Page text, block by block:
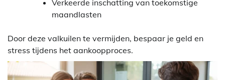
Verkeerde inschatting van toekomstige
maandlasten
Door deze valkuilen te vermijden, bespaar je geld en
stress tijdens het aankoopproces.